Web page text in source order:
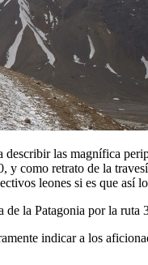
las magnífica
y como retrato de la
leones si es que así
la Patagonia por la ruta
indicar a los